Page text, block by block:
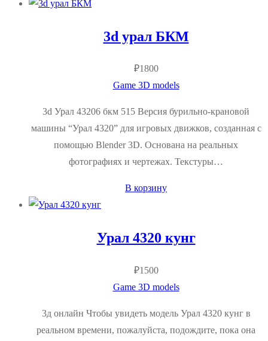
3d урал БКМ
₽1800
Game 3D models
3d Урал 43206 бкм 515 Версия бурильно-крановой
машины “Урал 4320” для игровых движков, созданная с
помощью Blender 3D. Основана на реальных
фотографиях и чертежах. Текстуры…
В корзину
Урал 4320 кунг
₽1500
Game 3D models
3д онлайн Чтобы увидеть модель Урал 4320 кунг в
реальном времени, пожалуйста, подождите, пока она